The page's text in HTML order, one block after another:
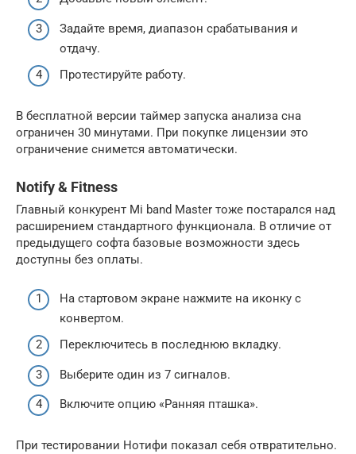
Задайте время, диапазон срабатывания и
отдачу.
Протестируйте работу.
В бесплатной версии таймер запуска анализа сна
ограничен 30 минутами. При покупке лицензии это
ограничение снимется автоматически.
Notify & Fitness
Главный конкурент Mi band Master тоже постарался над
расширением стандартного функционала. В отличие от
предыдущего софта базовые возможности здесь
доступны без оплаты.
На стартовом экране нажмите на иконку с
конвертом.
Переключитесь в последнюю вкладку.
Выберите один из 7 сигналов.
Включите опцию «Ранняя пташка».
При тестировании Нотифи показал себя отвратительно.